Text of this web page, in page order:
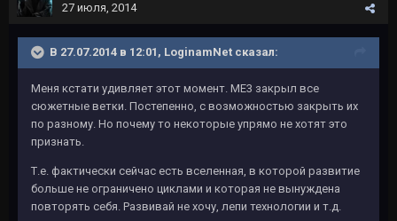
27 июля, 2014
В 27.07.2014 в 12:01, LoginamNet сказал:
Меня кстати удивляет этот момент. МЕ3 закрыл все
сюжетные ветки. Постепенно, с возможностью закрыть их
по разному. Но почему то некоторые упрямо не хотят это
признать.
Т.е. фактически сейчас есть вселенная, в которой развитие
больше не ограничено циклами и которая не вынуждена
повторять себя. Развивай не хочу, лепи технологии и т.д.